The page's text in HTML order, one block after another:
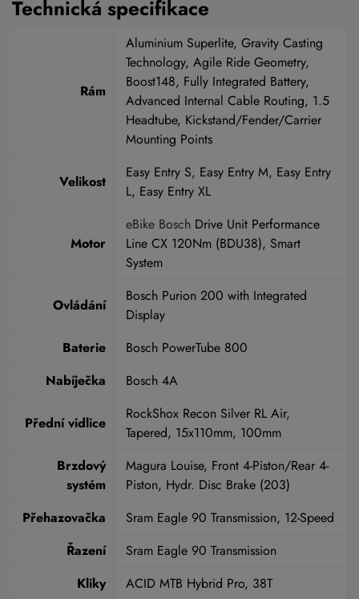
Technická specifikace
Rám
Aluminium Superlite, Gravity Casting
Technology, Agile Ride Geometry,
Boost148, Fully Integrated Battery,
Advanced Internal Cable Routing, 1.5
Headtube, Kickstand/Fender/Carrier
Mounting Points
Velikost
Easy Entry S, Easy Entry M, Easy Entry
L, Easy Entry XL
Motor
eBike Bosch Drive Unit Performance
Line CX 120Nm (BDU38), Smart
System
Ovládání
Bosch Purion 200 with Integrated
Display
Baterie
Bosch PowerTube 800
Nabíječka
Bosch 4A
Přední vidlice
RockShox Recon Silver RL Air,
Tapered, 15x110mm, 100mm
Brzdový
systém
Magura Louise, Front 4-Piston/Rear 4-
Piston, Hydr. Disc Brake (203)
Přehazovačka
Sram Eagle 90 Transmission, 12-Speed
Řazení
Sram Eagle 90 Transmission
Kliky
ACID MTB Hybrid Pro, 38T